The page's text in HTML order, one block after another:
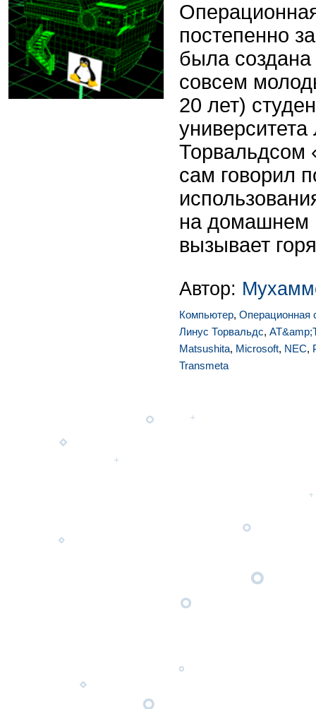
постепенно
была
совсем
20 лет)
Торвальдсом
сам говорил
на домашнем
вызывает
Автор:
Компьютер, Операционная
Линус Торвальдс,
Matsushita, Microsoft, NEC,
Transmeta